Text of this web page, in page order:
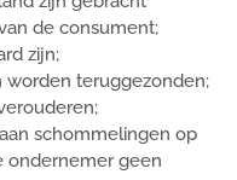
de consument;
zijn;
worden teruggezonden;
schommelingen op
ondernemer geen